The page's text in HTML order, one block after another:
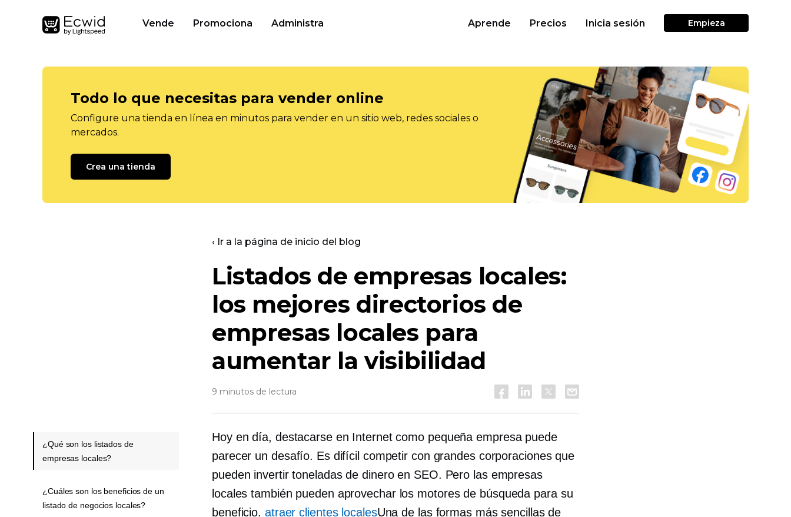
Vende Promociona Administra Aprende Precios Inicia sesión Empieza
Todo lo que necesitas para vender online
Configure una tienda en línea en minutos para vender en un sitio web, redes sociales o
mercados.
Crea una tienda
‹ Ir a la página de inicio del blog
Listados de empresas locales:
los mejores directorios de
empresas locales para
aumentar la visibilidad
9 minutos de lectura
Hoy en día, destacarse en Internet como pequeña empresa puede
parecer un desafío. Es difícil competir con grandes corporaciones que
pueden invertir toneladas de dinero en SEO. Pero las empresas
locales también pueden aprovechar los motores de búsqueda para su
beneficio. atraer clientes localesUna de las formas más sencillas de
¿Qué son los listados de
empresas locales?
¿Cuáles son los beneficios de un
listado de negocios locales?